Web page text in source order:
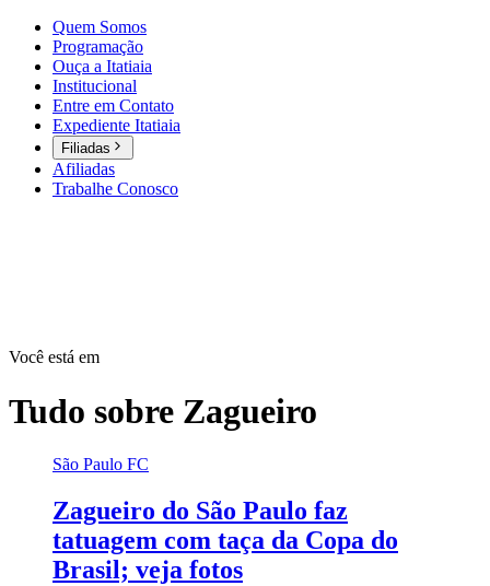
Quem Somos
Programação
Ouça a Itatiaia
Institucional
Entre em Contato
Expediente Itatiaia
Filiadas
Afiliadas
Trabalhe Conosco
Você está em
Tudo sobre Zagueiro
São Paulo FC
Zagueiro do São Paulo faz
tatuagem com taça da Copa do
Brasil; veja fotos